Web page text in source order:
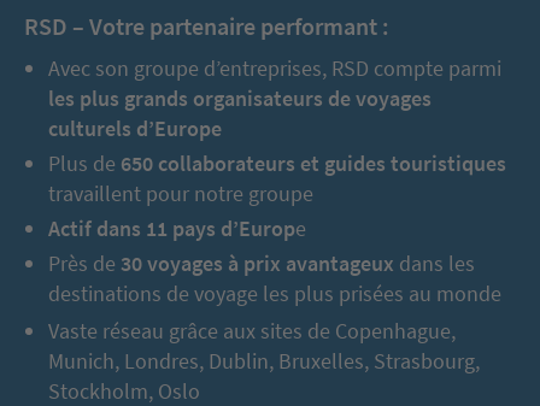
RSD – Votre partenaire performant :
Avec son groupe d’entreprises, RSD compte parmi
les plus grands organisateurs de voyages
culturels d’Europe
Plus de 650 collaborateurs et guides touristiques
travaillent pour notre groupe
Actif dans 11 pays d’Europe
Près de 30 voyages à prix avantageux dans les
destinations de voyage les plus prisées au monde
Vaste réseau grâce aux sites de Copenhague,
Munich, Londres, Dublin, Bruxelles, Strasbourg,
Stockholm, Oslo